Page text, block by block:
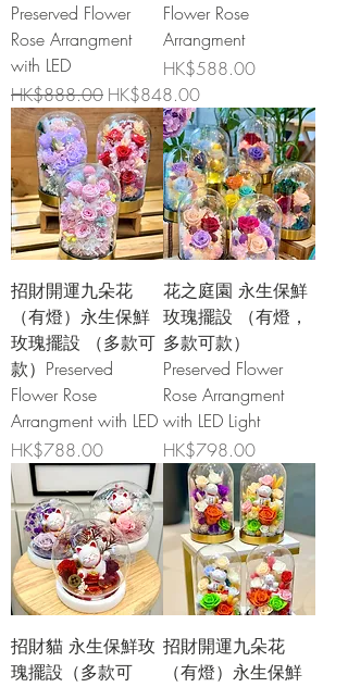
Preserved Flower
Rose Arrangment
with LED
一般價格
HK$888.00 促銷價格
HK$848.00
Flower Rose
Arrangment
價格
HK$588.00
招財開運九朵花
（有燈）永生保鮮
玫瑰擺設 （多款可
款）Preserved
Flower Rose
Arrangment with LED
價格
HK$788.00
花之庭園 永生保鮮
玫瑰擺設 （有燈，
多款可款）
Preserved Flower
Rose Arrangment
with LED Light
價格
HK$798.00
招財貓 永生保鮮玫
瑰擺設（多款可
招財開運九朵花
（有燈）永生保鮮